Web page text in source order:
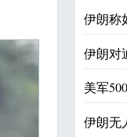
伊朗称
伊朗对
美军
伊朗无